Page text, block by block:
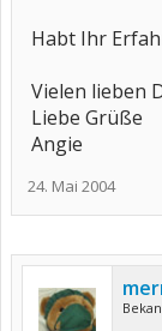
Habt Ihr
Vielen lieben
Liebe Grüße
Angie
24. Mai 2004